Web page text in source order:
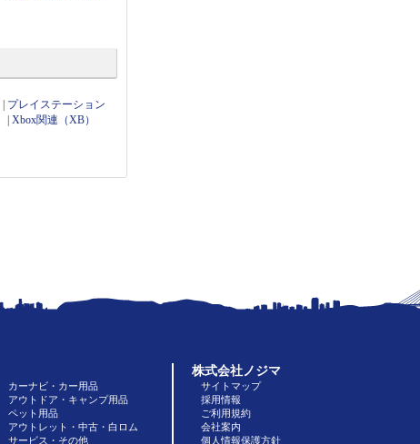
プレイステーション
|Xbox関連（XB）
カーナビ・カー用品
アウトドア・キャンプ用品
ペット用品
アウトレット・中古・白ロム
サービス・その他
株式会社ノジマ
サイトマップ
採用情報
ご利用規約
会社案内
個人情報保護方針